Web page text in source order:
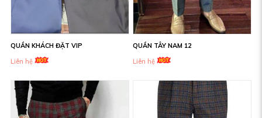
QUẦN KHÁCH ĐẶT VIP
Liên hệ
QUẦN TÂY NAM 12
Liên hệ